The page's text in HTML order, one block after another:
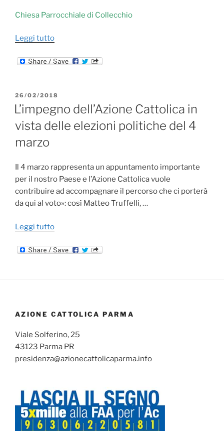
Chiesa Parrocchiale di Collecchio
Leggi tutto“RESPONSABILI
FUTURO”
PUBBLICATO
IL
26/02/2018
L’impegno dell’Azione Cattolica in
vista delle elezioni politiche del 4
marzo
Il 4 marzo rappresenta un appuntamento importante
per il nostro Paese e l’Azione Cattolica vuole
contribuire ad accompagnare il percorso che ci porterà
da qui al voto»: così Matteo Truffelli, …
Leggi tutto"L’impegno
Cattolica
politiche
4
marzo"
AZIONE CATTOLICA PARMA
Viale Solferino, 25
43123 Parma PR
presidenza@azionecattolicaparma.info